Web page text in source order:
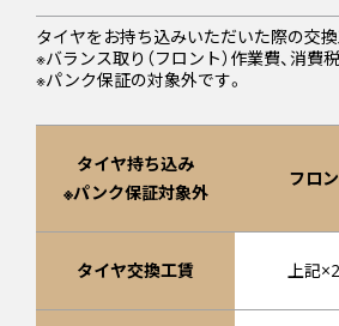
タイヤをお持ち込みいただいた際の交換
※バランス取り（フロント）作業費、消費
※パンク保証の対象外です。
タイヤ持ち込み
※パンク保証対象外
フロ
タイヤ交換工賃 上記